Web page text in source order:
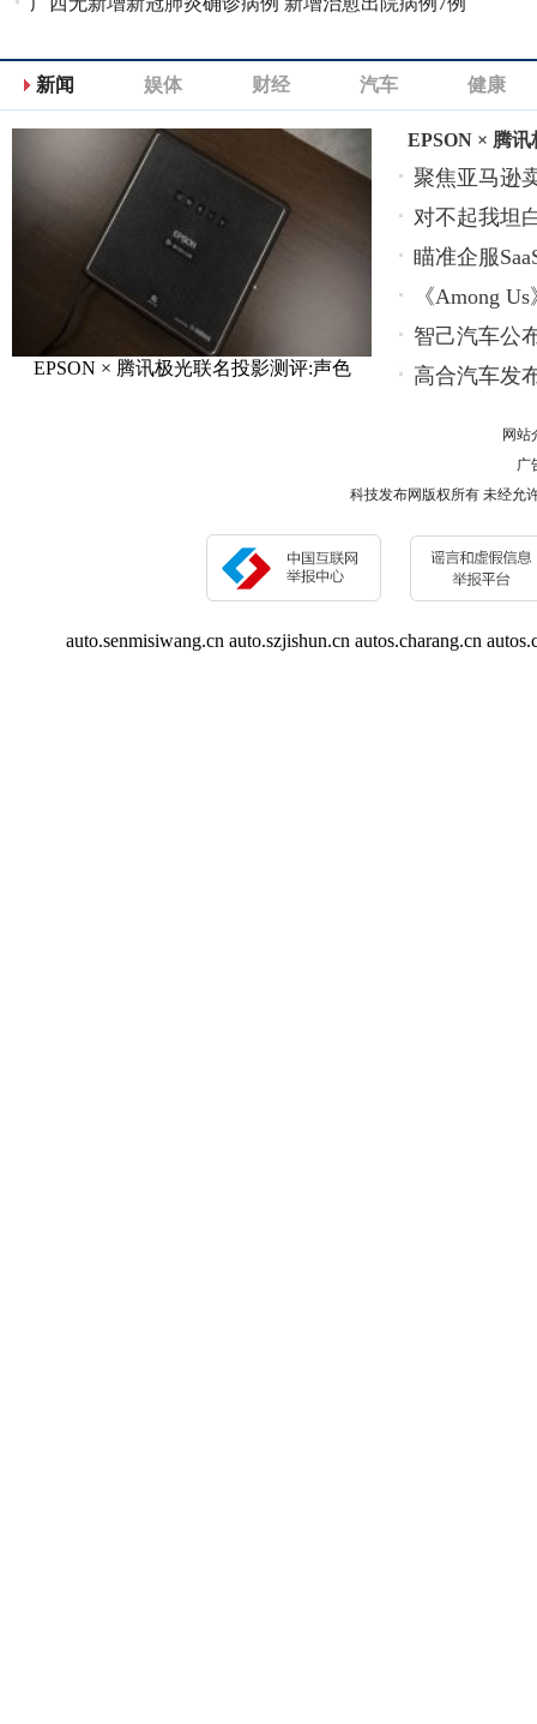
新闻 娱体 财经 汽车 健康
EPSON × 腾讯极光联名投影测评:声色
EPSON × 腾
聚焦亚马逊
对不起我坦
瞄准企服
《Among
智己汽车公
高合汽车发
网站
广
科技发布网版权所有 未经允
auto.senmisiwang.cn auto.szjishun.cn autos.charang.cn